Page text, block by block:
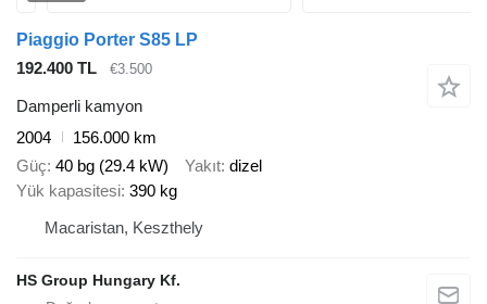
Piaggio Porter S85 LP
192.400 TL
€3.500
Damperli kamyon
2004
156.000 km
Güç 40 bg (29.4 kW) Yakıt dizel
Yük kapasitesi 390 kg
Macaristan, Keszthely
HS Group Hungary Kf.